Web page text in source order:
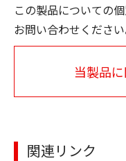
この製品についての
お問い合わせください
当製品
関連リンク